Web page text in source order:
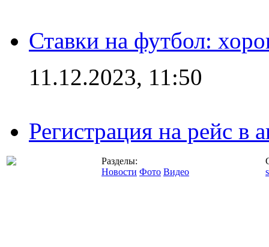
Ставки на футбол:
11.12.2023, 11:50
Регистрация на рейс в
Разделы:
Новости Фото Видео